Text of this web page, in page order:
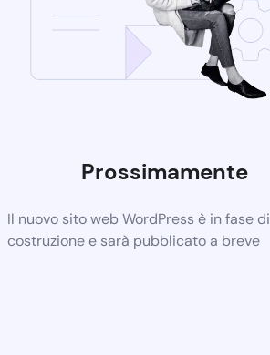
Prossimamente
Il nuovo sito web WordPress è in fase di
costruzione e sarà pubblicato a breve